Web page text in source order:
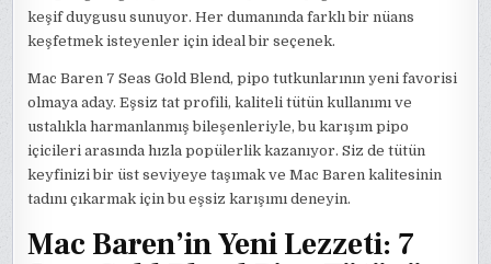
keşif duygusu sunuyor. Her dumanında farklı bir nüans
keşfetmek isteyenler için ideal bir seçenek.
Mac Baren 7 Seas Gold Blend, pipo tutkunlarının yeni favorisi
olmaya aday. Eşsiz tat profili, kaliteli tütün kullanımı ve
ustalıkla harmanlanmış bileşenleriyle, bu karışım pipo
içicileri arasında hızla popülerlik kazanıyor. Siz de tütün
keyfinizi bir üst seviyeye taşımak ve Mac Baren kalitesinin
tadını çıkarmak için bu eşsiz karışımı deneyin.
Mac Baren’in Yeni Lezzeti: 7